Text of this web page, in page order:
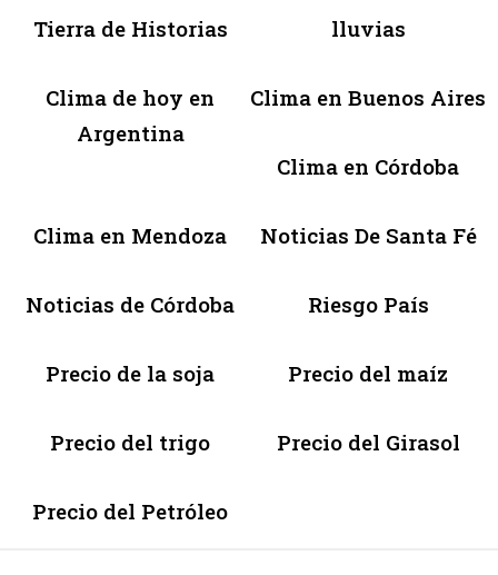
Tierra de Historias lluvias
Clima de hoy en
Argentina
Clima en Buenos Aires
Clima en Córdoba
Clima en Mendoza Noticias De Santa Fé
Noticias de Córdoba Riesgo País
Precio de la soja Precio del maíz
Precio del trigo Precio del Girasol
Precio del Petróleo